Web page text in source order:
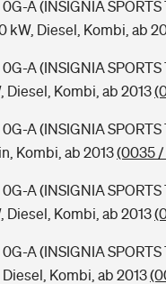
A (INSIGNIA SPORTS
kW, Diesel, Kombi, ab
A (INSIGNIA SPORTS
Diesel, Kombi, ab 2013
A (INSIGNIA SPORTS
Kombi, ab 2013(0035 /
A (INSIGNIA SPORTS
Diesel, Kombi, ab 2013
A (INSIGNIA SPORTS
Kombi, ab 2013